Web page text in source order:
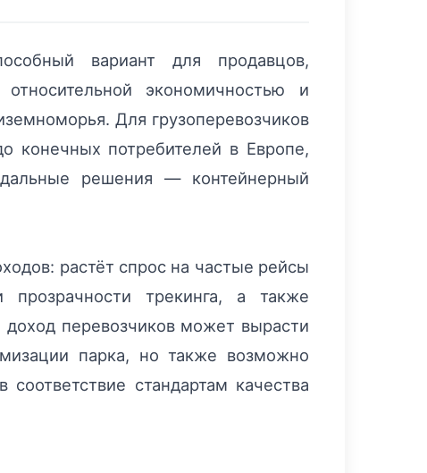
вариант для продавцов,
экономичностью и
Для грузоперевозчиков
конечных потребителей в Европе,
решения — контейнерный
растёт спрос на частые рейсы
трекинга, а также
доход перевозчиков может вырасти
парка, но также возможно
стандартам качества